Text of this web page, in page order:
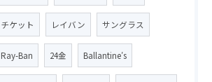
チケット レイバン サングラス
Ray-Ban 24金 Ballantine′s